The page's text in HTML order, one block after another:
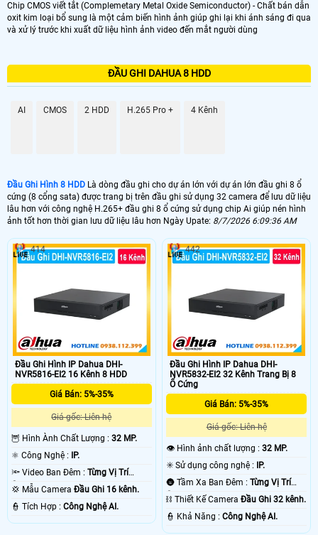
Chip CMOS viết tắt (Complemetary Metal Oxide Semiconductor) - Chất bán dẫn
oxit kim loại bổ sung là một cảm biến hình ảnh giúp ghi lại khi ánh sáng đi qua
và xử lý trước khi xuất dữ liệu hình ảnh video đến mắt người dùng
ĐẦU GHI DAHUA 8 HDD
AI CMOS 2 HDD H.265 Pro + 4 Kênh
Đầu Ghi Hình 8 HDD Là dòng đầu ghi cho dự án lớn với dự án lớn đầu ghi 8 ổ
cứng (8 cổng sata) được trang bị trên đầu ghi sử dụng 32 camera để lưu dữ liệu
lâu hơn với công nghệ H.265+ đầu ghi 8 ổ cứng sử dụng chip Ai giúp nén hình
ảnh tốt hơn thời gian lưu dữ liệu lâu hơn Ngày Upate: 8/7/2026 6:09:36 AM
Đầu Ghi Hình IP Dahua DHI-
NVR5816-EI2 16 Kênh 8 HDD
Giá Bán: 5%-35%
Giá gốc: Liên hệ
🦉 Hình Ành Chất Lượng : 32 MP.
⚛️ Công Nghệ :
IP.
🔦 Video Ban Đêm : Từng Vị Trí
Camera .
💢 Mẫu Camera Đầu Ghi 16 kênh.
️👮 Tích Hợp : Công Nghệ AI.
414
Đầu Ghi Hình IP Dahua DHI-
NVR5832-EI2 32 Kênh Trang Bị 8
Ổ Cứng
Giá Bán: 5%-35%
Giá gốc: Liên hệ
👁 Hình ảnh chất lượng :32 MP.
✳️ Sử dụng công nghệ :
IP.
🌚 Tầm Xa Ban Đêm :Từng Vị Trí
Camera .
⛓ Thiết Kế CameraĐầu Ghi 32 kênh.
️👮 Khả Năng :Công Nghệ AI.
442